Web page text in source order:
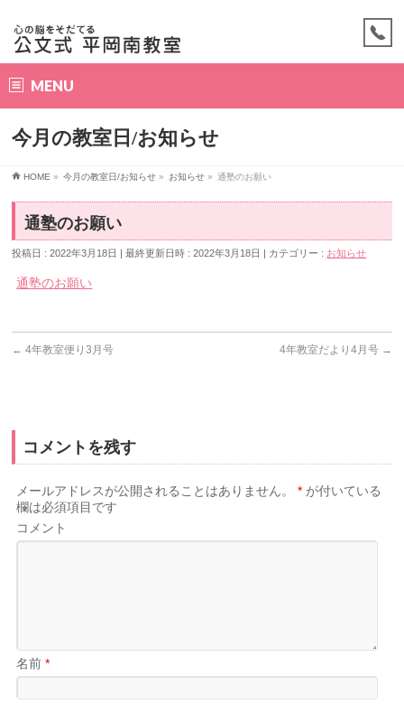
MENU
今月の教室日/お知らせ
HOME » 今月の教室日/お知らせ » お知らせ » 通塾のお願い
通塾のお願い
投稿日 : 2022年3月18日 最終更新日時 : 2022年3月18日 カテゴリー : お知らせ
通塾のお願い
← 4年教室便り3月号 4年教室だより4月号 →
コメントを残す
メールアドレスが公開されることはありません。 * が付いている
欄は必須項目です
コメント
名前*